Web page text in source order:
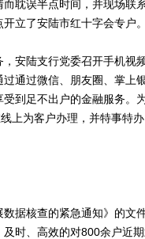
耽误半点时间，并现场联
立了安陆市红十字会专户
陆支行党委召开手机视
通过微信、朋友圈、掌上
到足不出户的金融服务。
上为客户办理，并特事特
核查的紧急通知》的文
时、高效的对800余户近